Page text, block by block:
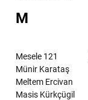
M
Mesele 121
Münir Karataş
Meltem Ercivan
Masis Kürkçügil